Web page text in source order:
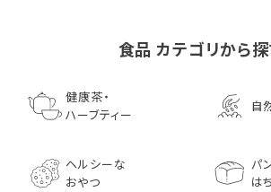
ールド）140ｇ 調味料 粒
マスタード
鰹節 食べる削り節
70g× 10袋セット
75g（50袋）
1,296
食品 カテゴリから
健康茶・
ハーブティー
自
ヘルシーな
おやつ
パ
は